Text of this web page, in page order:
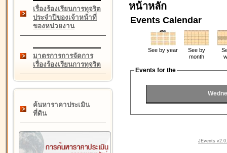
เรื่องร้องเรียนการทุจริต
ประจำปีของเจ้าหน้าที่
ของหน่วยงาน
มาตรการการจัดการ
เรื่องร้องเรียนการทุจริต
ค้นหาราคาประเมิน
ที่ดิน
หน้าหลัก
Events Calendar
See by year
See by
month
Events for the
JEvents